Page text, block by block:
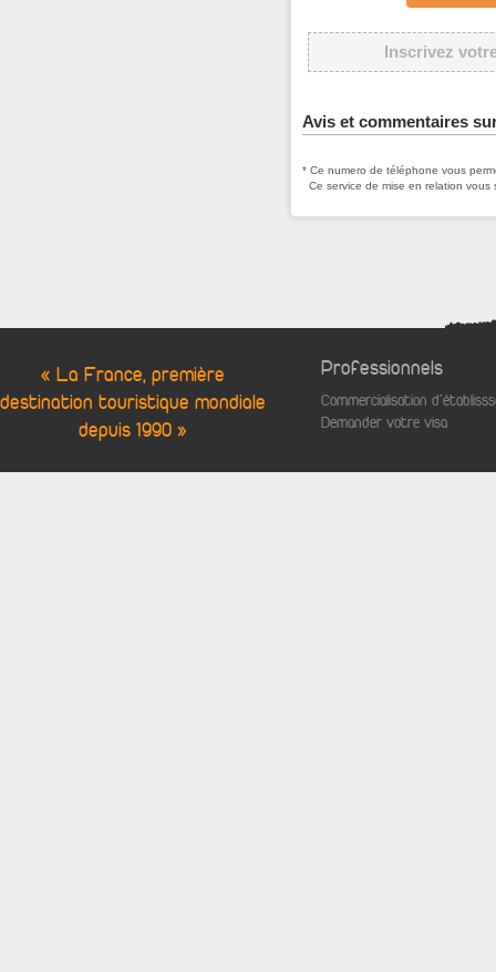
Inscrivez
Avis et commentaires
* Ce numero de téléphone vous
Ce service de mise en relation
« La France, première
destination touristique mondiale
depuis 1990 »
Professionnels
Commercialisation
Demander votre visa